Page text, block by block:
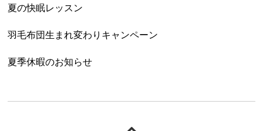
夏の快眠レッスン
羽毛布団生まれ変わりキャンペーン
夏季休暇のお知らせ